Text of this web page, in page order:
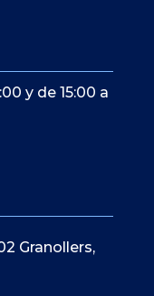
y de 15:00 a
Granollers,